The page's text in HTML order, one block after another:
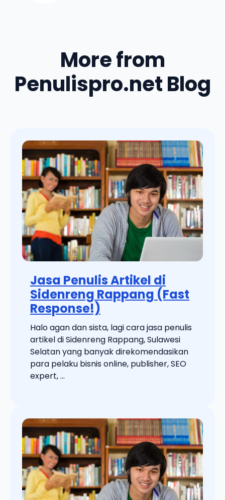
More from
Penulispro.net Blog
Jasa Penulis Artikel di
Sidenreng Rappang (Fast
Response!)
Halo agan dan sista, lagi cara jasa penulis
artikel di Sidenreng Rappang, Sulawesi
Selatan yang banyak direkomendasikan
para pelaku bisnis online, publisher, SEO
expert, ...